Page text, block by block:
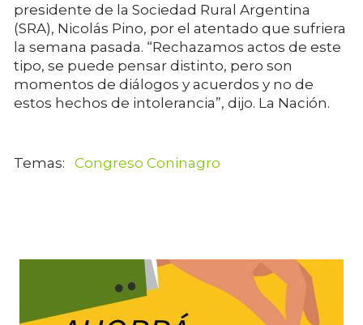
presidente de la Sociedad Rural Argentina
(SRA), Nicolás Pino, por el atentado que sufriera
la semana pasada. “Rechazamos actos de este
tipo, se puede pensar distinto, pero son
momentos de diálogos y acuerdos y no de
estos hechos de intolerancia”, dijo. La Nación.
Congreso Coninagro